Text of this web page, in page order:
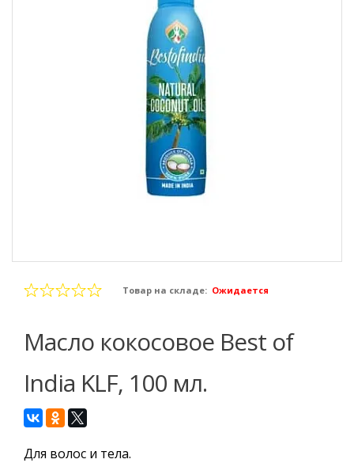
Товар на складе: Ожидается
Масло кокосовое Best of
India KLF, 100 мл.
Для волос и тела.